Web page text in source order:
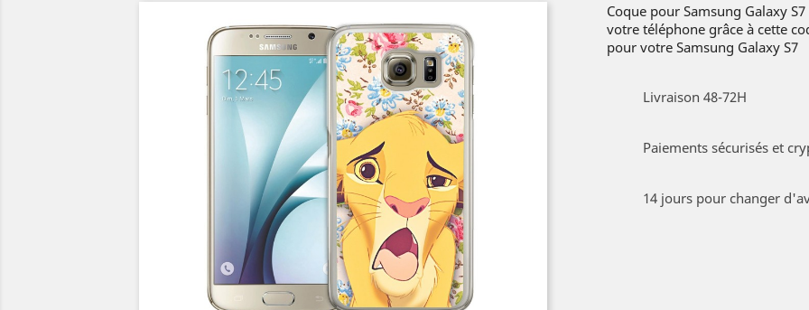
Coque pour Samsung Galaxy
votre téléphone grâce à cette
pour votre Samsung Galaxy S7
Livraison 48-72H
Paiements sécurisés et
14 jours pour changer